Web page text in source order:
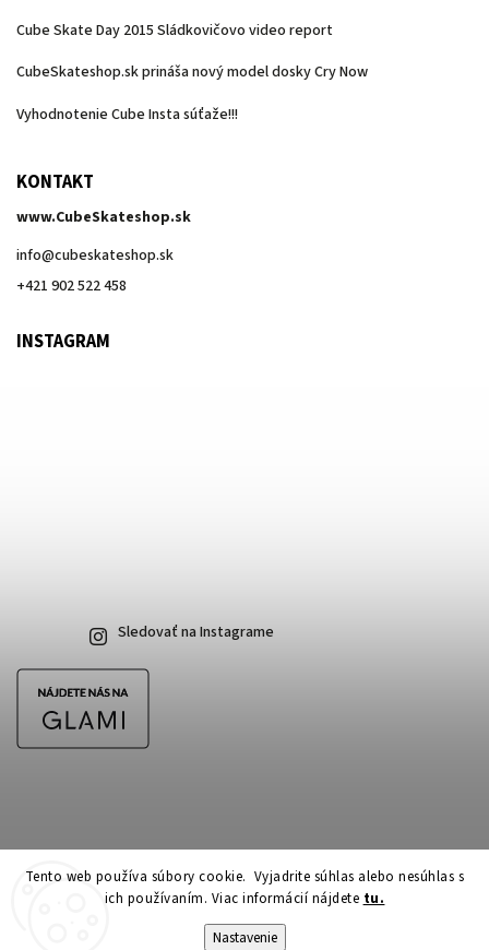
Tento web používa súbory cookie. Vyjadrite súhlas alebo nesúhlas s
ich používaním. Viac informácií nájdete tu.
Nastavenie
Cube Skate Day 2015 Sládkovičovo video report
CubeSkateshop.sk prináša nový model dosky Cry Now
Vyhodnotenie Cube Insta súťaže!!!
KONTAKT
www.CubeSkateshop.sk
info@cubeskateshop.sk
+421 902 522 458
INSTAGRAM
Sledovať na Instagrame
Copyright 2026CubeSkateshop.sk. Všetky práva vyhradené.
Upraviť nastavenie cookies